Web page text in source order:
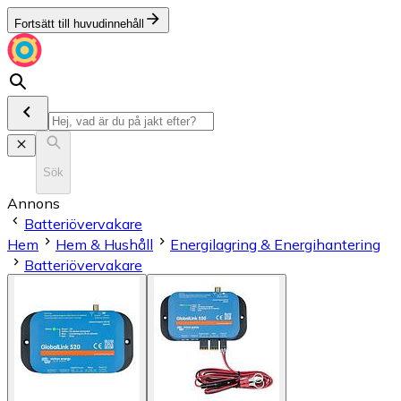
Fortsätt till huvudinnehåll
Sök
Annons
Batteriövervakare
Hem
Hem & Hushåll
Energilagring & Energihantering
Batteriövervakare